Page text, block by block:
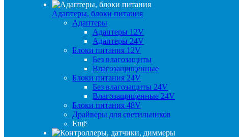
Адаптеры, блоки питания
Адаптеры
Адаптеры 12V
Адаптеры 24V
Блоки питания 12V
Без влагозащиты
Влагозащищенные
Блоки питания 24V
Без влагозащиты 24V
Влагозащищенные 24V
Блоки питания 48V
Драйверы для светильников
Ещё